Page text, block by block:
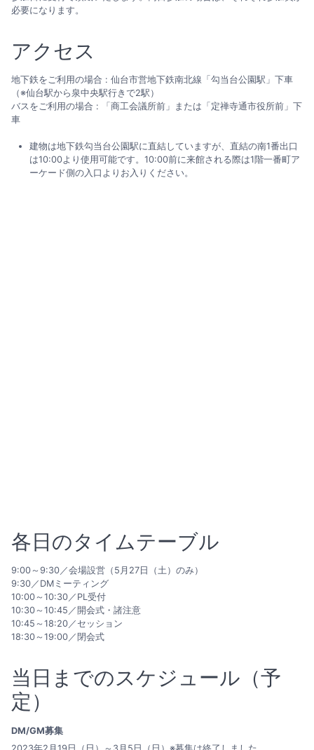
必要になります。
アクセス
地下鉄をご利用の場合 : 仙台市営地下鉄南北線「勾当台公園駅」下車
（※仙台駅から泉中央駅行きで2駅）
バスをご利用の場合 : 「商工会議所前」または「定禅寺通市役所前」下
車
建物は地下鉄勾当台公園駅に直結していますが、直結の南1番出口
は10:00より使用可能です。10:00前に来館される際は1階一番町ア
ーケード側の入口よりお入りください。
各日のタイムテーブル
9:00～9:30／会場設営（5月27日（土）のみ）
9:30／DMミーティング
10:00～10:30／PL受付
10:30～10:45／開会式・諸注意
10:45～18:20／セッション
18:30～19:00／閉会式
当日までのスケジュール（予
定）
DM/GM募集